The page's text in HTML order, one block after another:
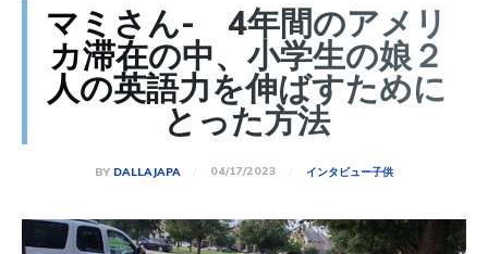
マミさん- 4年間のアメリ
カ滞在の中、小学生の娘２
人の英語力を伸ばすために
とった方法
BY DALLAJAPA 04/17/2023 インタビュー子供